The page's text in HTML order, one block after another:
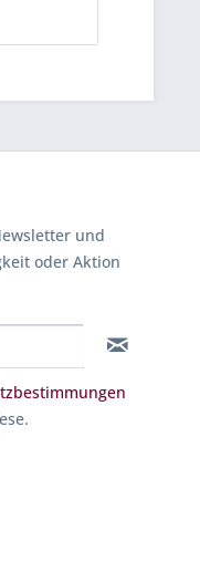
und
oder Aktion